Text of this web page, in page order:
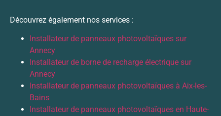
Découvrez également nos services :
Installateur de panneaux photovoltaïques sur
Annecy
Installateur de borne de recharge électrique sur
Annecy
Installateur de panneaux photovoltaïques à Aix-les-
Bains
Installateur de panneaux photovoltaïques en Haute-